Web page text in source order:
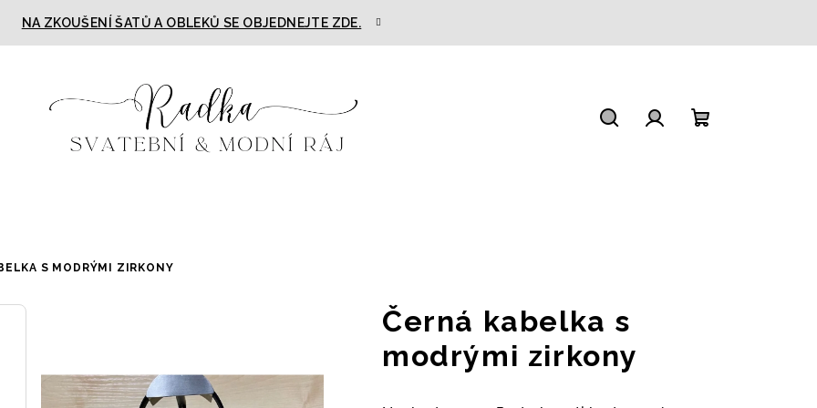
NA ZKOUŠENÍ ŠATŮ A OBLEKŮ SE OBJEDNEJTE ZDE.
S MODRÝMI ZIRKONY
Černá kabelka s
modrými zirkony